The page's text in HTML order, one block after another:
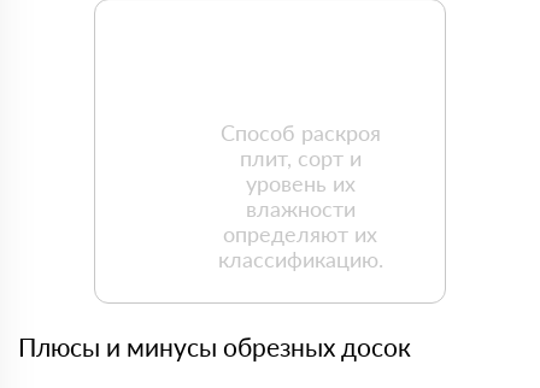
Способ раскроя
плит, сорт и
уровень их
влажности
определяют их
классификацию.
Плюсы и минусы обрезных досок